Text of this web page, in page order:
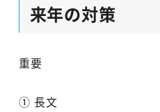
来年の対策
重要
① 長文